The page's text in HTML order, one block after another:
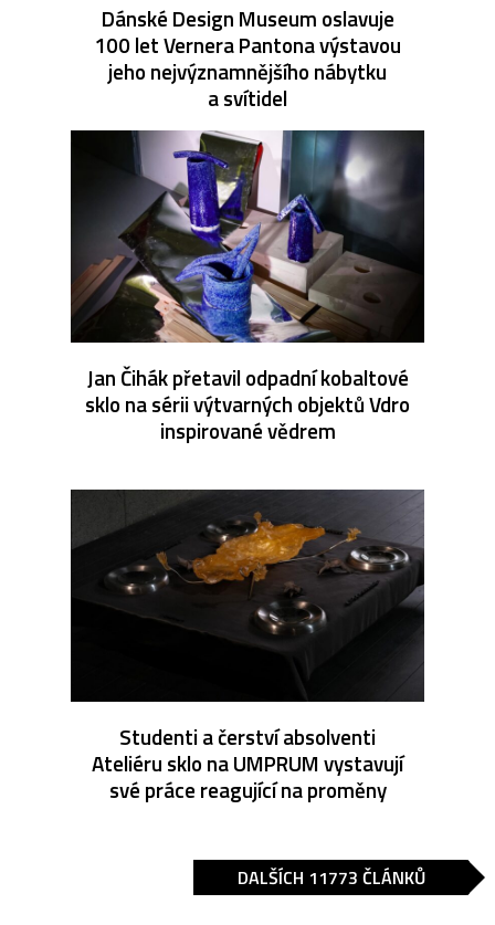
Dánské Design Museum oslavuje
100 let Vernera Pantona výstavou
jeho nejvýznamnějšího nábytku
a svítidel
Jan Čihák přetavil odpadní kobaltové
sklo na sérii výtvarných objektů Vdro
inspirované vědrem
Studenti a čerství absolventi
Ateliéru sklo na UMPRUM vystavují
své práce reagující na proměny
DALŠÍCH 11773 ČLÁNKŮ